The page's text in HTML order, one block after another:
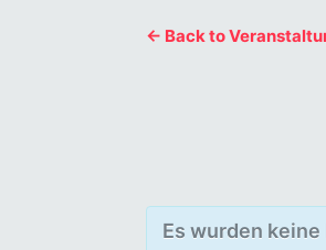
← Back to
Es wurden